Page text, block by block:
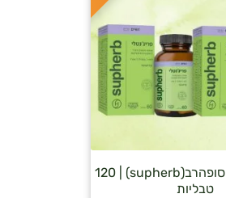
2 פריג’נטלי | סופהרב(supherb) | 120
טבליות